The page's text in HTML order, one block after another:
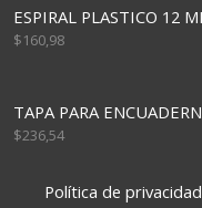
$160,98
$236,54
Política de privacidad